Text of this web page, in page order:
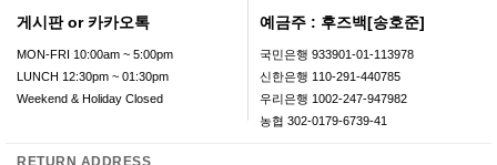
게시판 or 카카오톡
MON-FRI 10:00am ~ 5:00pm
LUNCH 12:30pm ~ 01:30pm
Weekend & Holiday Closed
예금주 : 후즈백[송호준]
국민은행 933901-01-113978
신한은행 110-291-440785
우리은행 1002-247-947982
농협 302-0179-6739-41